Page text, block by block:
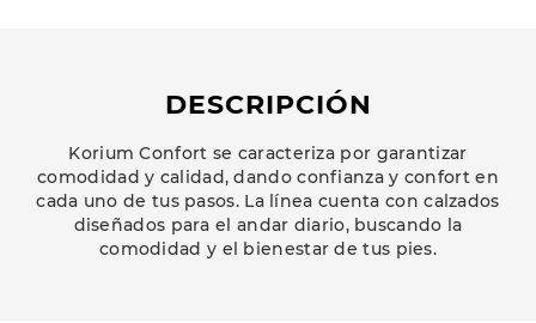
DESCRIPCIÓN
Korium Confort se caracteriza por garantizar
comodidad y calidad, dando confianza y confort en
cada uno de tus pasos. La línea cuenta con calzados
diseñados para el andar diario, buscando la
comodidad y el bienestar de tus pies.